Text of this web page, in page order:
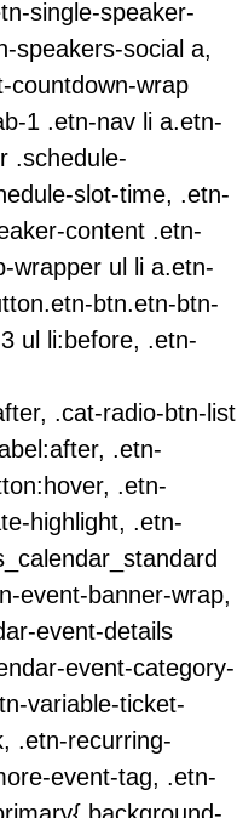
single-speaker-
speakers-social a,
countdown-wrap
1 .etn-nav li a.etn-
.schedule-
slot-time, .etn-
content .etn-
wrapper ul li a.etn-
btn.etn-btn-
ul li:before, .etn-
.cat-radio-btn-list
.etn-
.etn-
highlight, .etn-
event-banner-wrap,
event-details
event-category-
variable-ticket-
.etn-recurring-
event-tag, .etn-